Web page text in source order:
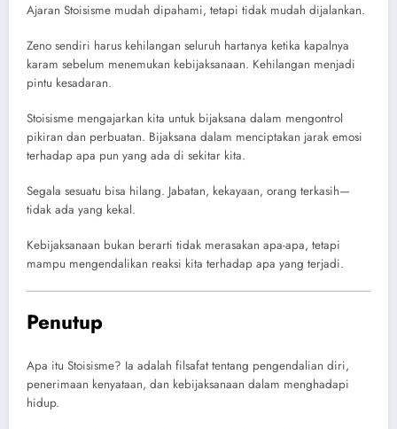
Ajaran Stoisisme mudah dipahami, tetapi tidak mudah dijalankan.
Zeno sendiri harus kehilangan seluruh hartanya ketika kapalnya
karam sebelum menemukan kebijaksanaan. Kehilangan menjadi
pintu kesadaran.
Stoisisme mengajarkan kita untuk bijaksana dalam mengontrol
pikiran dan perbuatan. Bijaksana dalam menciptakan jarak emosi
terhadap apa pun yang ada di sekitar kita.
Segala sesuatu bisa hilang. Jabatan, kekayaan, orang terkasih—
tidak ada yang kekal.
Kebijaksanaan bukan berarti tidak merasakan apa-apa, tetapi
mampu mengendalikan reaksi kita terhadap apa yang terjadi.
Penutup
Apa itu Stoisisme? Ia adalah filsafat tentang pengendalian diri,
penerimaan kenyataan, dan kebijaksanaan dalam menghadapi
hidup.